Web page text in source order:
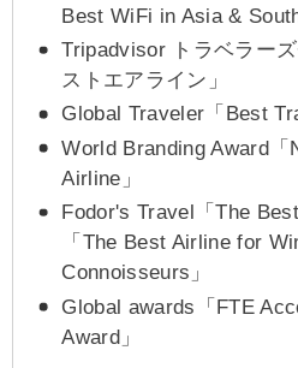
Best WiFi in Asia &
Tripadvisor トラベラー
ストエアライン」
Global Traveler「Best
World Branding Award「
Airline」
Fodor's Travel「The
「The Best Airline for
Connoisseurs」
Global awards「FTE
Award」